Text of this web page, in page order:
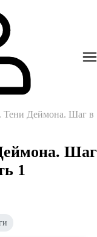
Тени Деймона. Шаг в
Шаг
1